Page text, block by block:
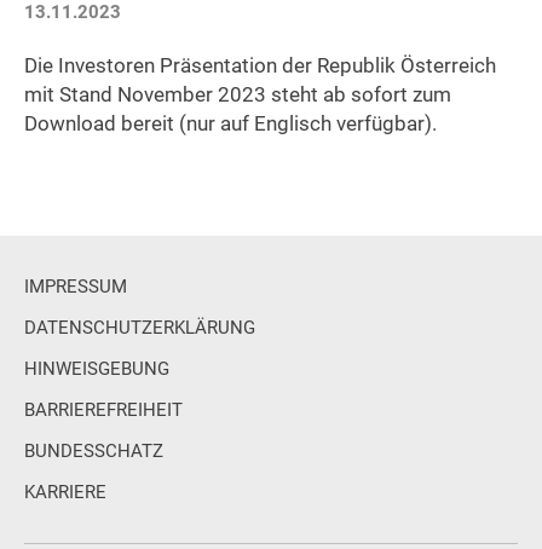
13.11.2023
Die Investoren Präsentation der Republik Österreich
mit Stand November 2023 steht ab sofort zum
Download bereit (nur auf Englisch verfügbar).
IMPRESSUM
DATENSCHUTZERKLÄRUNG
HINWEISGEBUNG
BARRIEREFREIHEIT
BUNDESSCHATZ
KARRIERE